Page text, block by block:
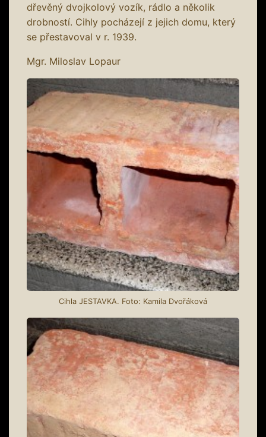
dřevěný dvojkolový vozík, rádlo a několik
drobností. Cihly pocházejí z jejich domu, který
se přestavoval v r. 1939.
Mgr. Miloslav Lopaur
Cihla JESTAVKA. Foto: Kamila Dvořáková